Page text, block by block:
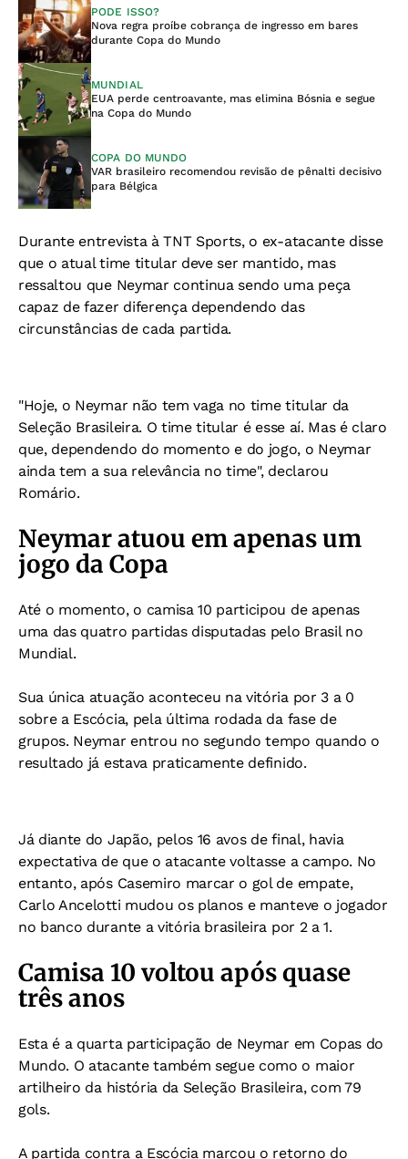
PODE ISSO?
Nova regra proíbe cobrança de ingresso em bares
durante Copa do Mundo
MUNDIAL
EUA perde centroavante, mas elimina Bósnia e segue
na Copa do Mundo
COPA DO MUNDO
VAR brasileiro recomendou revisão de pênalti decisivo
para Bélgica
Durante entrevista à TNT Sports, o ex-atacante disse
que o atual time titular deve ser mantido, mas
ressaltou que Neymar continua sendo uma peça
capaz de fazer diferença dependendo das
circunstâncias de cada partida.
"Hoje, o Neymar não tem vaga no time titular da
Seleção Brasileira. O time titular é esse aí. Mas é claro
que, dependendo do momento e do jogo, o Neymar
ainda tem a sua relevância no time", declarou
Romário.
Neymar atuou em apenas um
jogo da Copa
Até o momento, o camisa 10 participou de apenas
uma das quatro partidas disputadas pelo Brasil no
Mundial.
Sua única atuação aconteceu na vitória por 3 a 0
sobre a Escócia, pela última rodada da fase de
grupos. Neymar entrou no segundo tempo quando o
resultado já estava praticamente definido.
Já diante do Japão, pelos 16 avos de final, havia
expectativa de que o atacante voltasse a campo. No
entanto, após Casemiro marcar o gol de empate,
Carlo Ancelotti mudou os planos e manteve o jogador
no banco durante a vitória brasileira por 2 a 1.
Camisa 10 voltou após quase
três anos
Esta é a quarta participação de Neymar em Copas do
Mundo. O atacante também segue como o maior
artilheiro da história da Seleção Brasileira, com 79
gols.
A partida contra a Escócia marcou o retorno do